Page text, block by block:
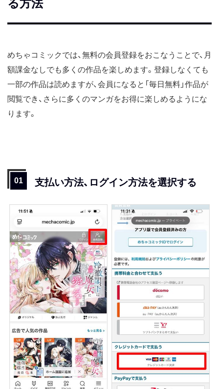
る方法
めちゃコミックでは、無料の会員登録をおこなうことで、月
額課金なしでも多くの作品を楽しめます。登録しなくても
一部の作品は読めますが、会員になると「毎日無料」作品が
閲覧でき、さらに多くのマンガをお得に楽しめるようにな
ります。
支払い方法、ログイン方法を選択する